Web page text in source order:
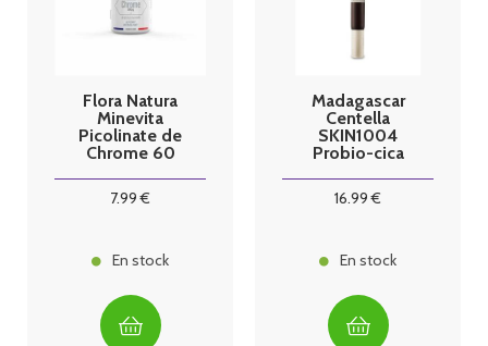
Flora Natura
Minevita
Picolinate de
Chrome 60
7.99 €
En stock
Madagascar
Centella
SKIN1004
Probio-cica
16.99 €
En stock